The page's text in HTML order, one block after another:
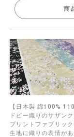
商
【日本製 綿100%
ドビー織りのサザン
プリントファブリック
生地に織りの表情が